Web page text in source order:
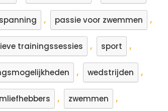
, passie voor zwemmen ,
trainingssessies , sport ,
, wedstrijden ,
, zwemmen ,